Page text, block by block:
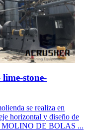
stone-
se realiza en
horizontal y diseño de
MOLINO DE BOLAS ...